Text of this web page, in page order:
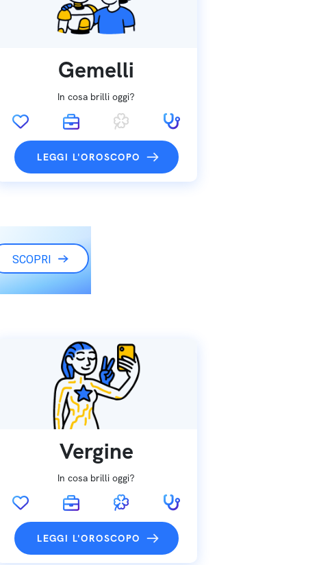
Gemelli
In cosa brilli oggi?
LEGGI L'OROSCOPO
SCOPRI
Vergine
In cosa brilli oggi?
LEGGI L'OROSCOPO